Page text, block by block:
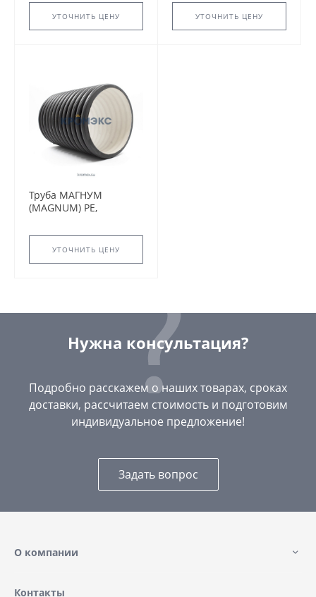
УТОЧНИТЬ ЦЕНУ УТОЧНИТЬ ЦЕНУ
Труба МАГНУМ
(MAGNUM) PE,
УТОЧНИТЬ ЦЕНУ
Нужна консультация?
Подробно расскажем о наших товарах, сроках
доставки, рассчитаем стоимость и подготовим
индивидуальное предложение!
Задать вопрос
О компании
Контакты